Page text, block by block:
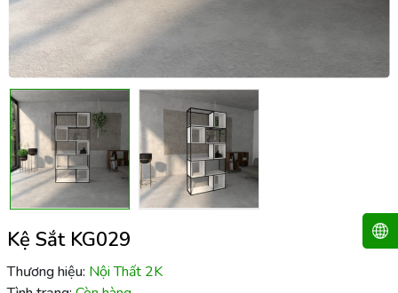
Kệ Sắt KG029
Thương hiệu: Nội Thất 2K